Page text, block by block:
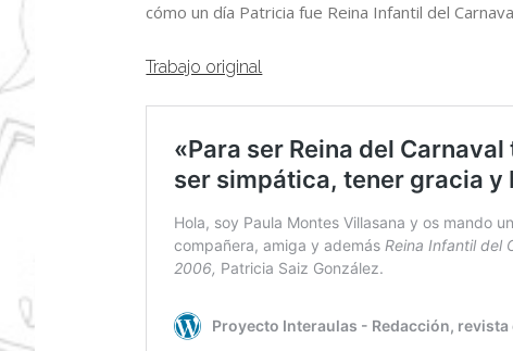
cómo un día Patricia fue Reina Infantil del
Trabajo original